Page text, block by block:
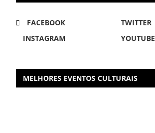
FACEBOOK
TWITTER
INSTAGRAM
YOUTUBE
MELHORES EVENTOS CULTURAIS